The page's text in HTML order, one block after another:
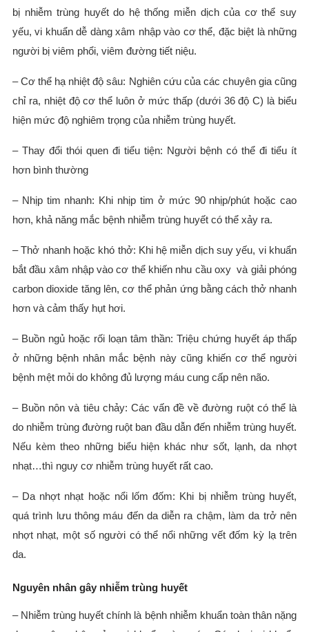
bị nhiễm trùng huyết do hệ thống miễn dịch của cơ thể suy
yếu, vi khuẩn dễ dàng xâm nhập vào cơ thể, đặc biệt là những
người bị viêm phổi, viêm đường tiết niệu.
– Cơ thể hạ nhiệt độ sâu: Nghiên cứu của các chuyên gia cũng
chỉ ra, nhiệt độ cơ thể luôn ở mức thấp (dưới 36 độ C) là biểu
hiện mức độ nghiêm trọng của nhiễm trùng huyết.
– Thay đổi thói quen đi tiểu tiện: Người bệnh có thể đi tiểu ít
hơn bình thường
– Nhịp tim nhanh: Khi nhịp tim ở mức 90 nhịp/phút hoặc cao
hơn, khả năng mắc bệnh nhiễm trùng huyết có thể xảy ra.
– Thở nhanh hoặc khó thở: Khi hệ miễn dịch suy yếu, vi khuẩn
bắt đầu xâm nhập vào cơ thể khiến nhu cầu oxy và giải phóng
carbon dioxide tăng lên, cơ thể phản ứng bằng cách thở nhanh
hơn và cảm thấy hụt hơi.
– Buồn ngủ hoặc rối loạn tâm thần: Triệu chứng huyết áp thấp
ở những bệnh nhân mắc bệnh này cũng khiến cơ thể người
bệnh mệt mỏi do không đủ lượng máu cung cấp nên não.
– Buồn nôn và tiêu chảy: Các vấn đề về đường ruột có thể là
do nhiễm trùng đường ruột ban đầu dẫn đến nhiễm trùng huyết.
Nếu kèm theo những biểu hiện khác như sốt, lạnh, da nhợt
nhạt…thì nguy cơ nhiễm trùng huyết rất cao.
– Da nhợt nhạt hoặc nổi lốm đốm: Khi bị nhiễm trùng huyết,
quá trình lưu thông máu đến da diễn ra chậm, làm da trở nên
nhợt nhạt, một số người có thể nổi những vết đốm kỳ lạ trên
da.
Nguyên nhân gây nhiễm trùng huyết
– Nhiễm trùng huyết chính là bệnh nhiễm khuẩn toàn thân nặng